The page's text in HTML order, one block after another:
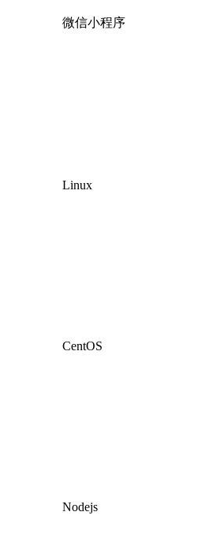
微信小程序
Linux
CentOS
Nodejs